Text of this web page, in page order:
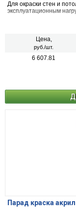
Для окраски стен и
эксплуатационным
Цена,
руб./шт.
6 607.81
Парад краска